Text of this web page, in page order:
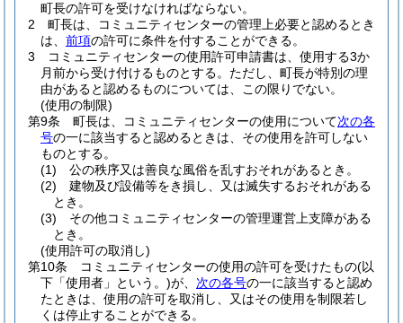
町長の許可を受けなければならない。
2
町長は、コミュニティセンターの管理上必要と認めるとき
は、 前項の許可に条件を付することができる。
3
コミュニティセンターの使用許可申請書は、使用する3か
月前から受け付けるものとする。 ただし、町長が特別の理
由があると認めるものについては、この限りでない。
(使用の制限)
第9条
町長は、コミュニティセンターの使用について次の各
号の一に該当すると認めるときは、その使用を許可しない
ものとする。
(1)
公の秩序又は善良な風俗を乱すおそれがあるとき。
(2)
建物及び設備等をき損し、又は滅失するおそれがある
とき。
(3)
その他コミュニティセンターの管理運営上支障がある
とき。
(使用許可の取消し)
第10条
コミュニティセンターの使用の許可を受けたもの(以
下「使用者」という。)が、 次の各号の一に該当すると認め
たときは、使用の許可を取消し、又はその使用を制限若し
くは停止することができる。